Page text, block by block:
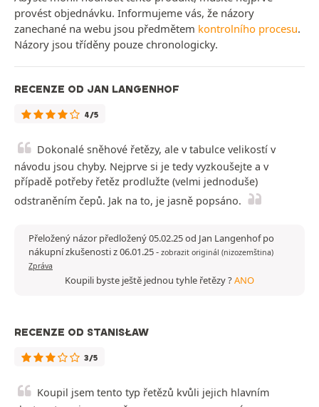
provést objednávku. Informujeme vás, že názory
zanechané na webu jsou předmětem kontrolního procesu.
Názory jsou tříděny pouze chronologicky.
RECENZE OD JAN LANGENHOF
4/5
Dokonalé sněhové řetězy, ale v tabulce velikostí v
návodu jsou chyby. Nejprve si je tedy vyzkoušejte a v
případě potřeby řetěz prodlužte (velmi jednoduše)
odstraněním čepů. Jak na to, je jasně popsáno.
Přeložený názor předložený 05.02.25 od Jan Langenhof po
nákupní zkušenosti z 06.01.25- zobrazit originál (nizozemština)
Zpráva
Koupili byste ještě jednou tyhle řetězy ?ANO
RECENZE OD STANISŁAW
3/5
Koupil jsem tento typ řetězů kvůli jejich hlavním